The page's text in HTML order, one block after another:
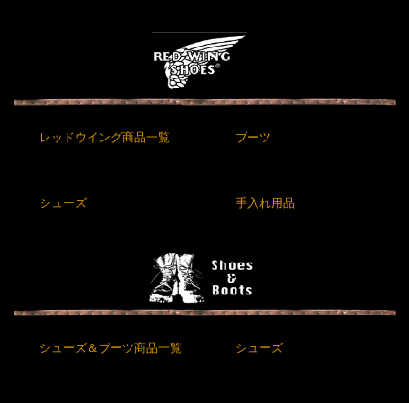
レッドウイング商品一覧 ブーツ
シューズ 手入れ用品
シューズ＆ブーツ商品一覧 シューズ